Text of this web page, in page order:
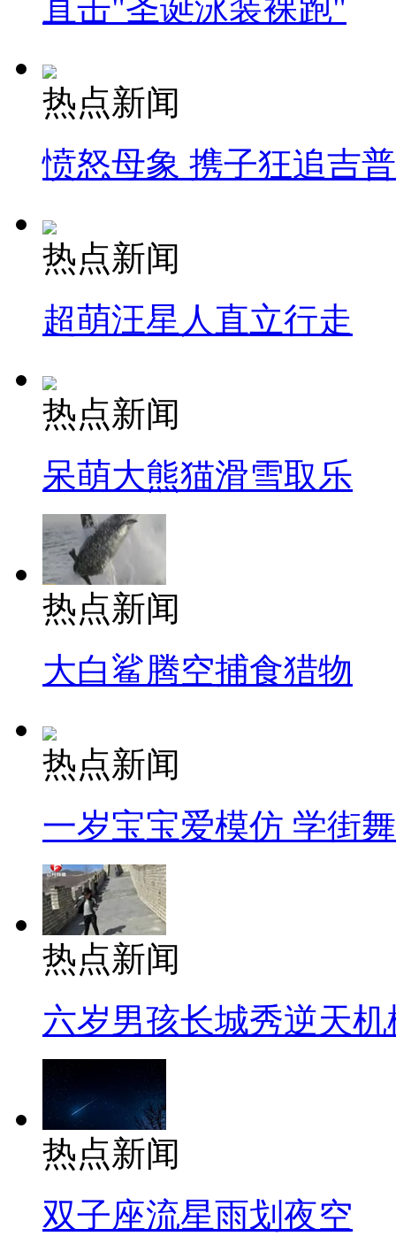
直击"圣诞泳装裸跑"
热点新闻
愤怒母象 携子狂追吉
热点新闻
超萌汪星人直立行走
热点新闻
呆萌大熊猫滑雪取乐
热点新闻
大白鲨腾空捕食猎物
热点新闻
一岁宝宝爱模仿 学街
热点新闻
六岁男孩长城秀逆天机
热点新闻
双子座流星雨划夜空